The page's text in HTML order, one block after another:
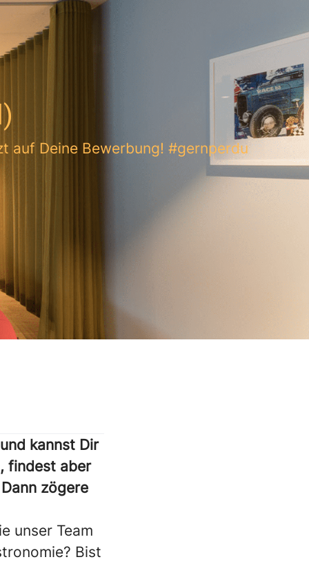
auf Deine Bewerbung! #gernperdu
kannst Dir
findest aber
zögere
unser Team
Bist